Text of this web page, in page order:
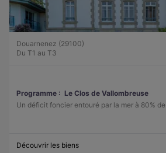
Douarnenez (29100)
Du T1 au T3
Programme : Le Clos de Vallombreuse
Un déficit foncier entouré par la mer à 80%
Découvrir les biens